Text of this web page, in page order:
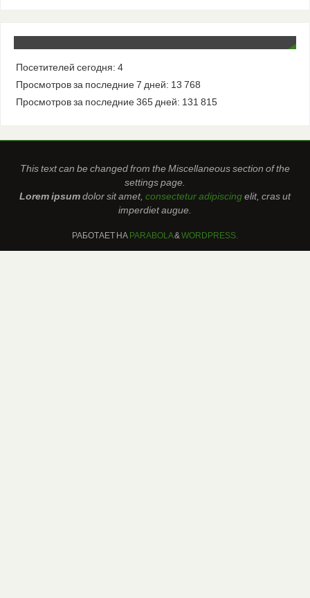
Посетителей сегодня: 4
Просмотров за последние 7 дней: 13 768
Просмотров за последние 365 дней: 131 815
This text can be changed from the Miscellaneous section of the
settings page.
Lorem ipsumdolor sit amet, consectetur adipiscingelit, cras ut
imperdiet augue.
РАБОТАЕТ НА PARABOLA&WORDPRESS.